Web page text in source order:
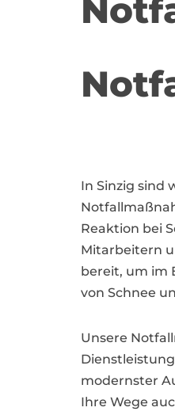
In Sinzig sind
Reaktion bei
Mitarbeitern
bereit, um im
von Schnee
Unsere
modernster
Ihre Wege